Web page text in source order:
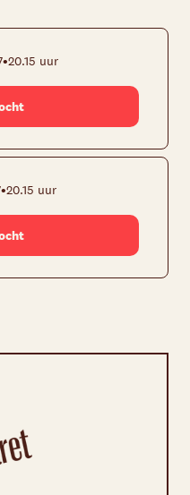
•20.15 uur
•20.15 uur